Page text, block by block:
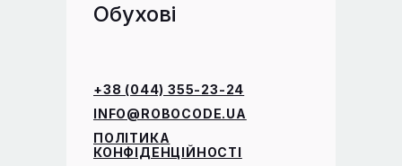
Обухові
+38 (044) 355-23-24
INFO@ROBOCODE.UA
ПОЛІТИКА
КОНФІДЕНЦІЙНОСТІ